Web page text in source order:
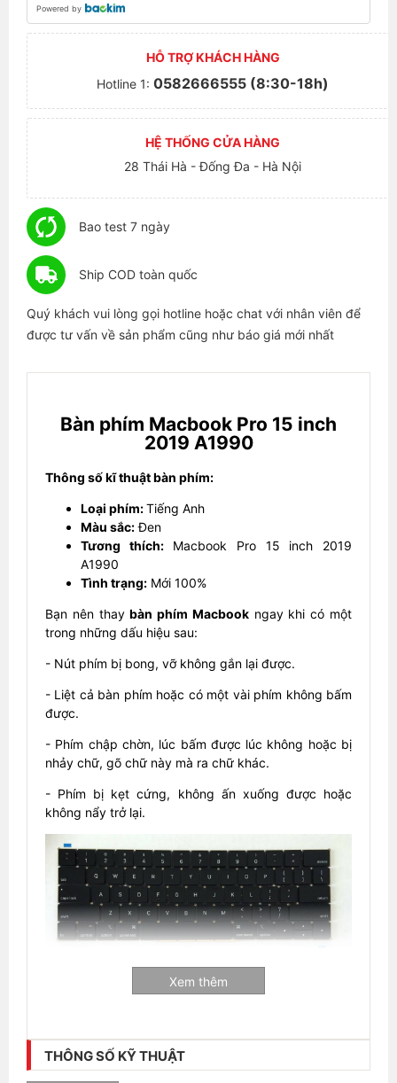
Powered by
HỖ TRỢ KHÁCH HÀNG
Hotline 1: 0582666555 (8:30-18h)
HỆ THỐNG CỬA HÀNG
28 Thái Hà - Đống Đa - Hà Nội
Bao test 7 ngày
Ship COD toàn quốc
Quý khách vui lòng gọi hotline hoặc chat với nhân viên để
được tư vấn về sản phẩm cũng như báo giá mới nhất
Bàn phím Macbook Pro 15 inch
2019 A1990
Thông số kĩ thuật bàn phím:
Loại phím:Tiếng Anh
Màu sắc:Đen
Tương thích:Macbook Pro 15 inch 2019
A1990
Tình trạng: Mới 100%
Bạn nên thaybàn phím Macbookngay khi có một
trong những dấu hiệu sau:
- Nút phím bị bong, vỡ không gắn lại được.
- Liệt cả bàn phím hoặc có một vài phím không bấm
được.
- Phím chập chờn, lúc bấm được lúc không hoặc bị
nhảy chữ, gõ chữ này mà ra chữ khác.
- Phím bị kẹt cứng, không ấn xuống được hoặc
không nẩy trở lại.
Xem thêm
THÔNG SỐ KỸ THUẬT